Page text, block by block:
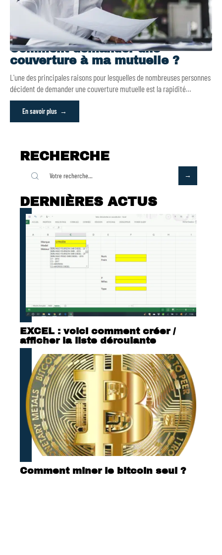
Comment demander une
couverture à ma mutuelle ?
L'une des principales raisons pour lesquelles de nombreuses personnes
décident de demander une couverture mutuelle est la rapidité…
En savoir plus
RECHERCHE
DERNIÈRES ACTUS
EXCEL : voici comment créer /
afficher la liste déroulante
Comment miner le bitcoin seul ?